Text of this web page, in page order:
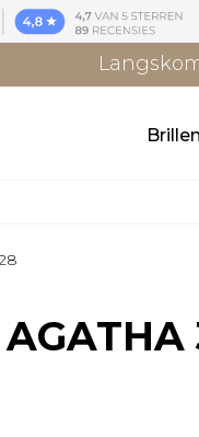
Brillen
AGATHA